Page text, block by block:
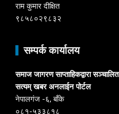
राम कुमार दीक्षित
९८५८०२९८३२
सम्पर्क कार्यालय
समाज जागरण साप्ताहिकद्वारा सञ्चालित
सत्यम् खबर अनलाईन पोर्टल
नेपालगंज -६, बाँके
०८१-५३३८१८